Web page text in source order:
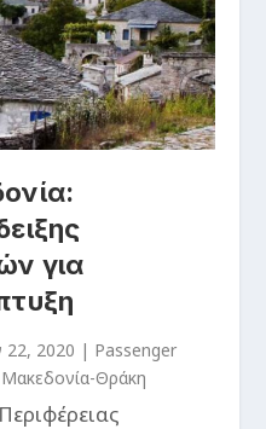
για
22, 2020 | Passenger
Μακεδονία-Θράκη